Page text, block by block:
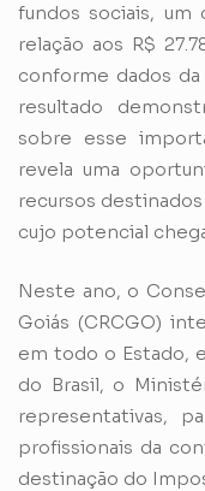
fundos sociais, um
relação aos R$
conforme dados da
resultado
sobre esse
revela uma
recursos
cujo potencial
Neste ano, o
Goiás (CRCGO)
em todo o Estado,
do Brasil, o
representativas,
profissionais da
destinação do